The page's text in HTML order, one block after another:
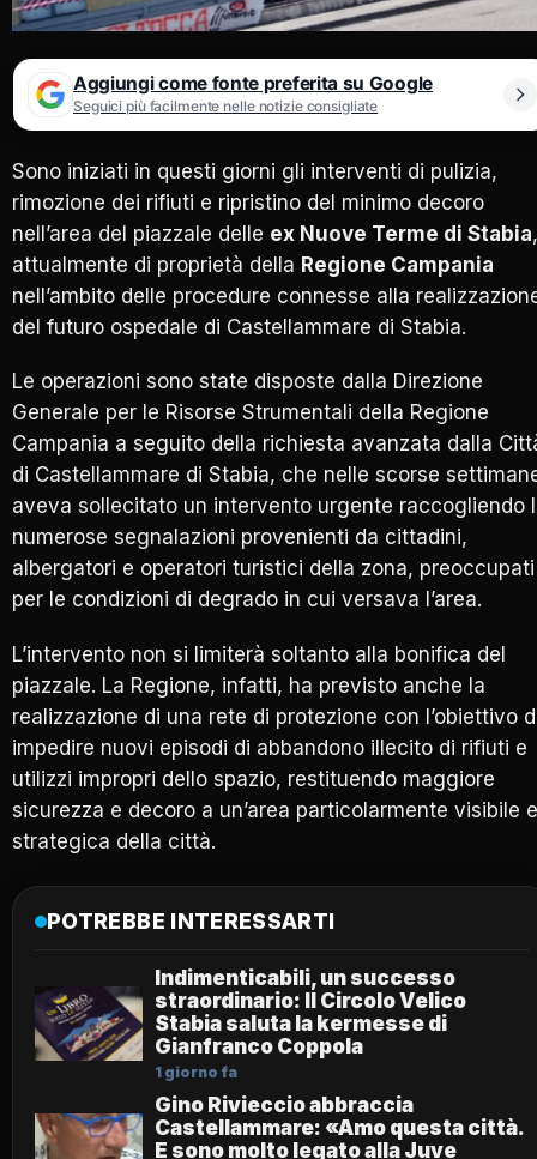
Aggiungi come fonte preferita su Google
Seguici più facilmente nelle notizie consigliate
Sono iniziati in questi giorni gli interventi di pulizia,
rimozione dei rifiuti e ripristino del minimo decoro
nell’area del piazzale delle ex Nuove Terme di Stabia,
attualmente di proprietà della Regione Campania
nell’ambito delle procedure connesse alla
del futuro ospedale di Castellammare di Stabia.
Le operazioni sono state disposte dalla Direzione
Generale per le Risorse Strumentali della Regione
Campania a seguito della richiesta avanzata dalla
di Castellammare di Stabia, che nelle scorse
aveva sollecitato un intervento urgente raccogliendo
numerose segnalazioni provenienti da cittadini,
albergatori e operatori turistici della zona, preoccupati
per le condizioni di degrado in cui versava l’area.
L’intervento non si limiterà soltanto alla bonifica del
piazzale. La Regione, infatti, ha previsto anche la
realizzazione di una rete di protezione con l’obiettivo
impedire nuovi episodi di abbandono illecito di rifiuti e
utilizzi impropri dello spazio, restituendo maggiore
sicurezza e decoro a un’area particolarmente visibile e
strategica della città.
POTREBBE INTERESSARTI
Indimenticabili, un successo
straordinario: Il Circolo Velico
Stabia saluta la kermesse di
Gianfranco Coppola
1 giorno fa
Gino Rivieccio abbraccia
Castellammare: «Amo questa città.
E sono molto legato alla Juve